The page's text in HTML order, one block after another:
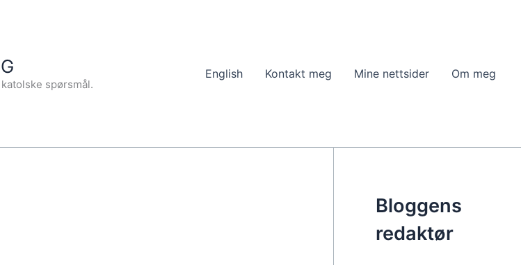
spørsmål.
English Kontakt meg Mine nettsider Om meg
Bloggens
redaktør